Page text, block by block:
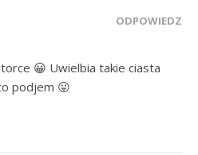
ODPOWIEDZ
😀 Uwielbia takie ciasta
podjem 😛